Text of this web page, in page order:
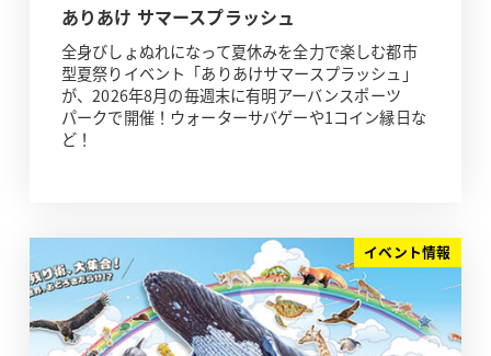
ありあけ サマースプラッシュ
全身びしょぬれになって夏休みを全力で楽しむ都市
型夏祭りイベント「ありあけサマースプラッシュ」
が、2026年8月の毎週末に有明アーバンスポーツ
パークで開催！ウォーターサバゲーや1コイン縁日な
ど！
イベント情報